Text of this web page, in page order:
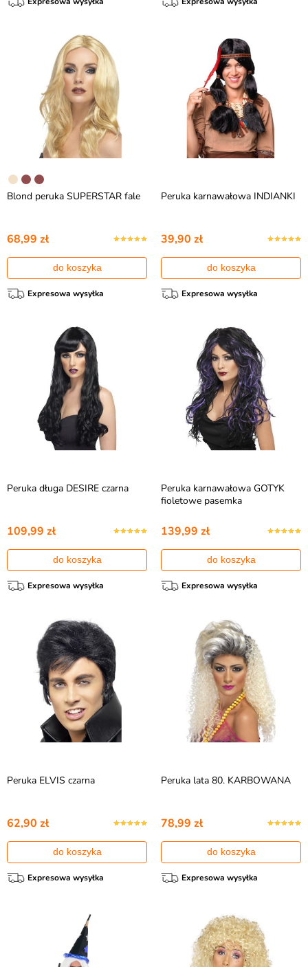
Blond peruka SUPERSTAR fale
68,99 zł
do koszyka
Expresowa wysyłka
Peruka karnawałowa INDIANKI
39,90 zł
do koszyka
Expresowa wysyłka
Peruka długa DESIRE czarna
109,99 zł
do koszyka
Expresowa wysyłka
Peruka karnawałowa GOTYK
fioletowe pasemka
139,99 zł
do koszyka
Expresowa wysyłka
Peruka ELVIS czarna
62,90 zł
do koszyka
Expresowa wysyłka
Peruka lata 80. KARBOWANA
78,99 zł
do koszyka
Expresowa wysyłka